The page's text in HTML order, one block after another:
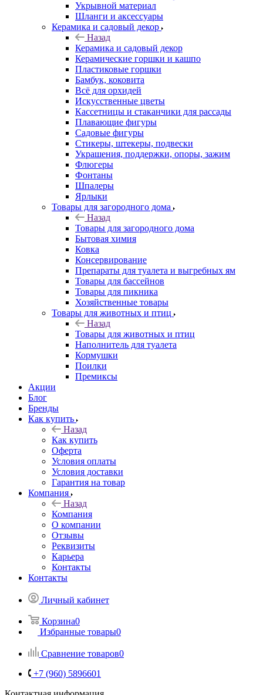
Укрывной материал
Шланги и аксессуары
Керамика и садовый декор
Назад
Керамика и садовый декор
Керамические горшки и кашпо
Пластиковые горшки
Бамбук, коковита
Всё для орхидей
Искусственные цветы
Кассетницы и стаканчики для рассады
Плавающие фигуры
Садовые фигуры
Стикеры, штекеры, подвески
Украшения, поддержки, опоры, зажим
Флюгеры
Фонтаны
Шпалеры
Ярлыки
Товары для загородного дома
Назад
Товары для загородного дома
Бытовая химия
Ковка
Консервирование
Препараты для туалета и выгребных ям
Товары для бассейнов
Товары для пикника
Хозяйственные товары
Товары для животных и птиц
Назад
Товары для животных и птиц
Наполнитель для туалета
Кормушки
Поилки
Премиксы
Акции
Блог
Бренды
Как купить
Назад
Как купить
Оферта
Условия оплаты
Условия доставки
Гарантия на товар
Компания
Назад
Компания
О компании
Отзывы
Реквизиты
Карьера
Контакты
Контакты
Личный кабинет
Корзина0
Избранные товары0
Сравнение товаров0
+7 (960) 5896601